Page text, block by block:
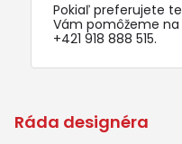
Ráda designéra
Pokiaľ preferujete
Vám pomôžeme na
+421 918 888 515.